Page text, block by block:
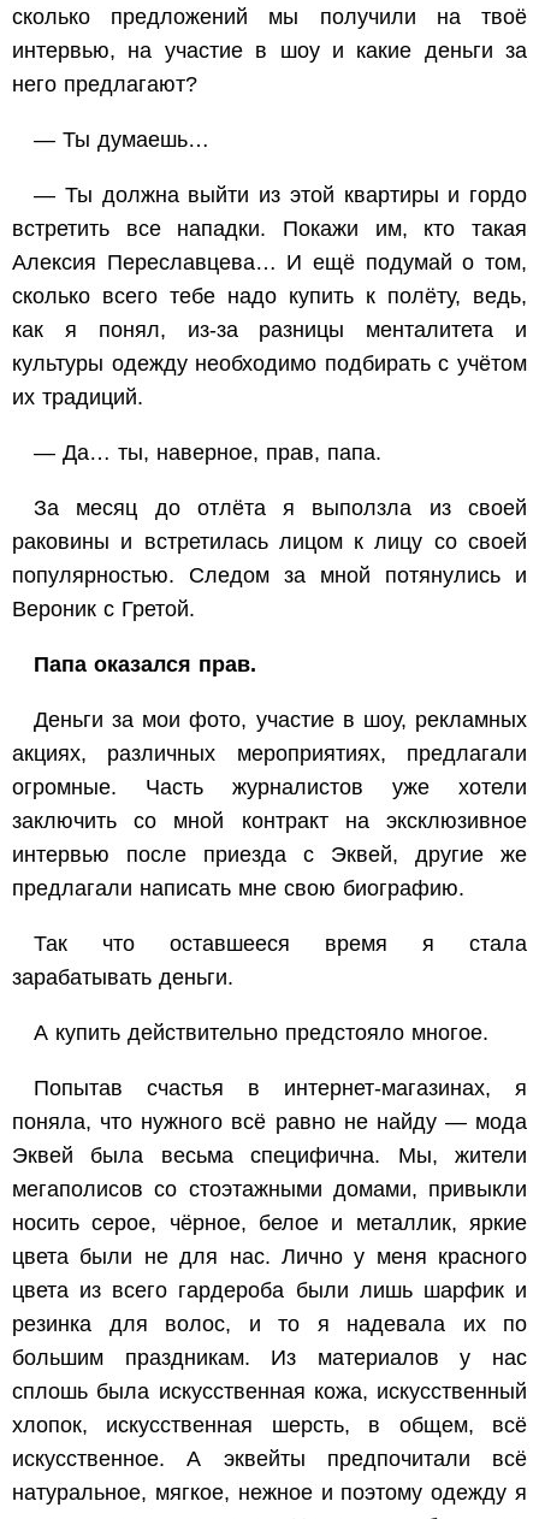
сколько предложений мы получили на твоё
интервью, на участие в шоу и какие деньги за
него предлагают?
— Ты думаешь…
— Ты должна выйти из этой квартиры и гордо
встретить все нападки. Покажи им, кто такая
Алексия Переславцева… И ещё подумай о том,
сколько всего тебе надо купить к полёту, ведь,
как я понял, из-за разницы менталитета и
культуры одежду необходимо подбирать с учётом
их традиций.
— Да… ты, наверное, прав, папа.
За месяц до отлёта я выползла из своей
раковины и встретилась лицом к лицу со своей
популярностью. Следом за мной потянулись и
Вероник с Гретой.
Папа оказался прав.
Деньги за мои фото, участие в шоу, рекламных
акциях, различных мероприятиях, предлагали
огромные. Часть журналистов уже хотели
заключить со мной контракт на эксклюзивное
интервью после приезда с Эквей, другие же
предлагали написать мне свою биографию.
Так что оставшееся время я стала
зарабатывать деньги.
А купить действительно предстояло многое.
Попытав счастья в интернет-магазинах, я
поняла, что нужного всё равно не найду — мода
Эквей была весьма специфична. Мы, жители
мегаполисов со стоэтажными домами, привыкли
носить серое, чёрное, белое и металлик, яркие
цвета были не для нас. Лично у меня красного
цвета из всего гардероба были лишь шарфик и
резинка для волос, и то я надевала их по
большим праздникам. Из материалов у нас
сплошь была искусственная кожа, искусственный
хлопок, искусственная шерсть, в общем, всё
искусственное. А эквейты предпочитали всё
натуральное, мягкое, нежное и поэтому одежду я